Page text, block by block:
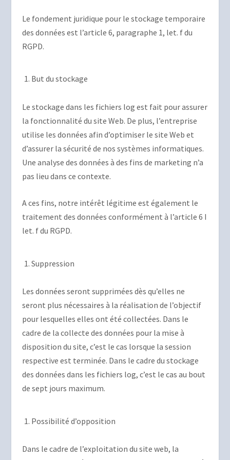
Le fondement juridique pour le stockage temporaire
des données est l’article 6, paragraphe 1, let. f du
RGPD.
But du stockage
Le stockage dans les fichiers log est fait pour assurer
la fonctionnalité du site Web. De plus, l’entreprise
utilise les données afin d’optimiser le site Web et
d’assurer la sécurité de nos systèmes informatiques.
Une analyse des données à des fins de marketing n’a
pas lieu dans ce contexte.
A ces fins, notre intérêt légitime est également le
traitement des données conformément à l’article 6 I
let. f du RGPD.
Suppression
Les données seront supprimées dès qu’elles ne
seront plus nécessaires à la réalisation de l’objectif
pour lesquelles elles ont été collectées. Dans le
cadre de la collecte des données pour la mise à
disposition du site, c’est le cas lorsque la session
respective est terminée. Dans le cadre du stockage
des données dans les fichiers log, c’est le cas au bout
de sept jours maximum.
Possibilité d’opposition
Dans le cadre de l’exploitation du site web, la